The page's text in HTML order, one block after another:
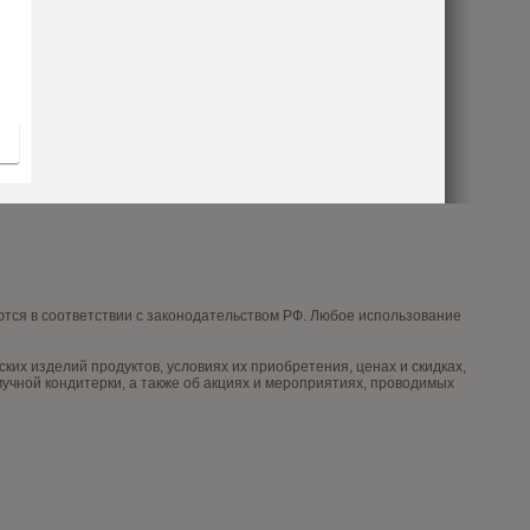
в соответствии с законодательством РФ. Любое использование
изделий продуктов, условиях их приобретения, ценах и скидках,
кондитерки, а также об акциях и мероприятиях, проводимых